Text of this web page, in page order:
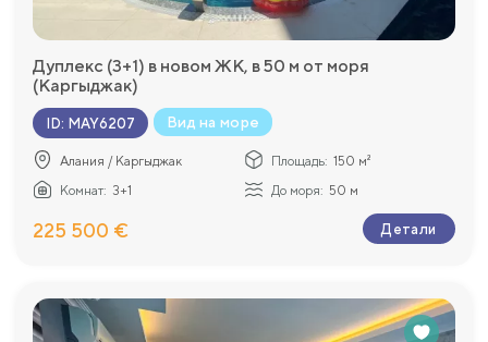
Дуплекс (3+1) в новом ЖК, в 50 м от моря
(Каргыджак)
ID: MAY6207 Вид на море
Алания / Каргыджак Площадь: 150 м²
Комнат: 3+1 До моря: 50 м
225 500 € Детали